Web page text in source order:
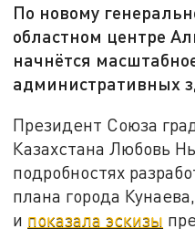
По новому
областном центре
начнётся
административных
Президент Союза
Казахстана Любовь
подробностях
плана города
и показала эскизы